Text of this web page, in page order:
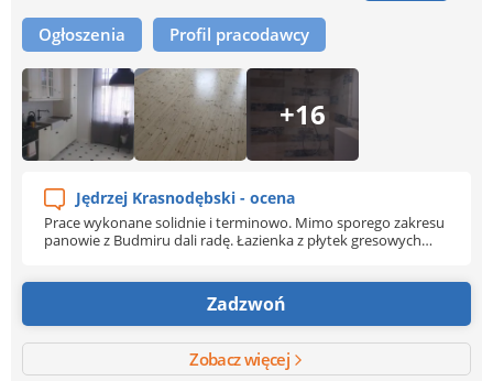
Ogłoszenia Profil pracodawcy
+16
Jędrzej Krasnodębski - ocena
Prace wykonane solidnie i terminowo. Mimo sporego zakresu
panowie z Budmiru dali radę. Łazienka z płytek gresowych
z szefem i pracownikami układała się wzorowo i bez
zastrzeżeń. Jestem zadowolony i polecam.
Zadzwoń
Zobacz więcej